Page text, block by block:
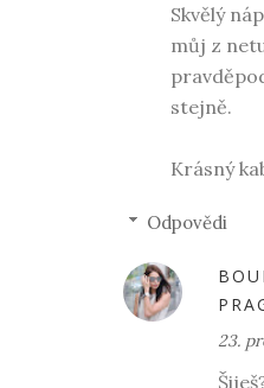
Skvělý
můj z
stejně.
Krásný
Odpovědi
23.